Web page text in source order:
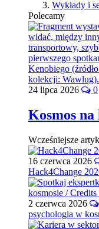
Wykłady i
Polecamy
24 lipca 2026 0
Kosmos
Wcześniejsze
16 czerwca 2026
Hack4Change
2 czerwca 2026
psychologia w